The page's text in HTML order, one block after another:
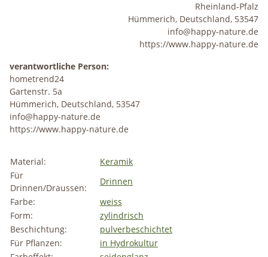
Rheinland-Pfalz
Hümmerich, Deutschland, 53547
info@happy-nature.de
https://www.happy-nature.de
verantwortliche Person:
hometrend24
Gartenstr. 5a
Hümmerich, Deutschland, 53547
info@happy-nature.de
https://www.happy-nature.de
Material:
Keramik
Für
Drinnen/Draussen:
Drinnen
Farbe:
weiss
Form:
zylindrisch
Beschichtung:
pulverbeschichtet
Für Pflanzen:
in Hydrokultur